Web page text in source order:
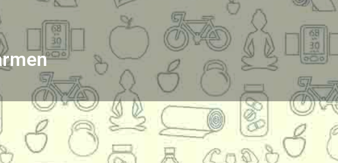
Detalii